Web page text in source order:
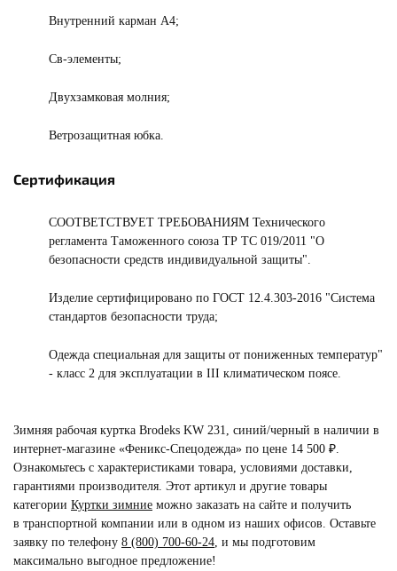
Внутренний карман A4;
Св-элементы;
Двухзамковая молния;
Ветрозащитная юбка.
Сертификация
СООТВЕТСТВУЕТ ТРЕБОВАНИЯМ Технического
регламента Таможенного союза ТР ТС 019/2011 "О
безопасности средств индивидуальной защиты".
Изделие сертифицировано по ГОСТ 12.4.303-2016 "Система
стандартов безопасности труда;
Одежда специальная для защиты от пониженных температур"
- класс 2 для эксплуатации в III климатическом поясе.
Зимняя рабочая куртка Brodeks KW 231, синий/черный в наличии в
интернет-магазине «Феникс-Спецодежда» по цене 14 500 ₽.
Ознакомьтесь с характеристиками товара, условиями доставки,
гарантиями производителя. Этот артикул и другие товары
категории Куртки зимние можно заказать на сайте и получить
в транспортной компании или в одном из наших офисов. Оставьте
заявку по телефону 8 (800) 700-60-24 и мы подготовим
максимально выгодное предложение!